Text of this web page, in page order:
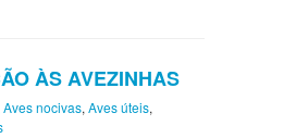
ÀS AVEZINHAS
Aves nocivas, Aves úteis,